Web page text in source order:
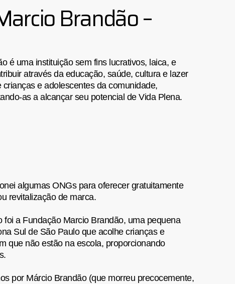
Brandão –
é uma instituição sem fins lucrativos, laica, e
através da educação, saúde, cultura e lazer
e adolescentes da comunidade,
as a alcançar seu potencial de Vida Plena.
algumas ONGs para oferecer gratuitamente
revitalização de marca.
foi a Fundação Marcio Brandão, uma pequena
Sul de São Paulo que acolhe crianças e
que não estão na escola, proporcionando
por Márcio Brandão (que morreu precocemente,